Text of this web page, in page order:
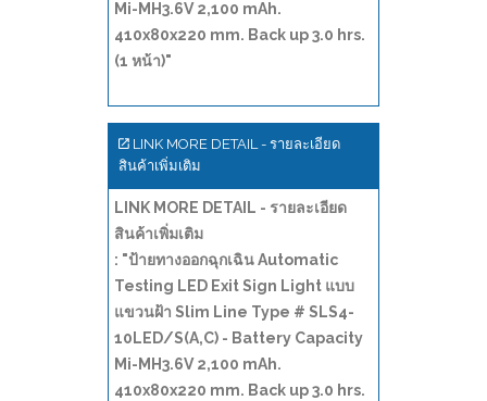
Mi-MH3.6V 2,100 mAh.
410x80x220 mm. Back up 3.0 hrs.
(1 หน้า)"
LINK MORE DETAIL - รายละเอียด
สินค้าเพิ่มเติม
LINK MORE DETAIL - รายละเอียด
สินค้าเพิ่มเติม
: "ป้ายทางออกฉุกเฉิน Automatic
Testing LED Exit Sign Light แบบ
แขวนฝ้า Slim Line Type # SLS4-
10LED/S(A,C) - Battery Capacity
Mi-MH3.6V 2,100 mAh.
410x80x220 mm. Back up 3.0 hrs.